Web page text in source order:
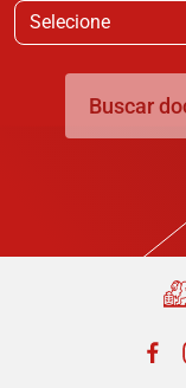
Selecione
Buscar